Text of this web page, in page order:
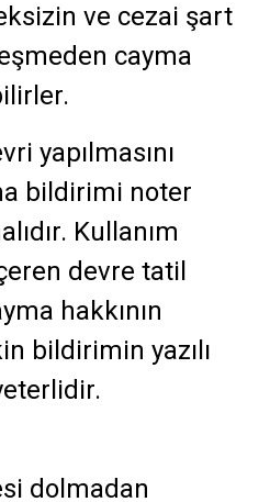
ve cezai şart
cayma
yapılmasını
bildirimi noter
Kullanım
devre tatil
hakkının
bildirimin yazılı
dolmadan